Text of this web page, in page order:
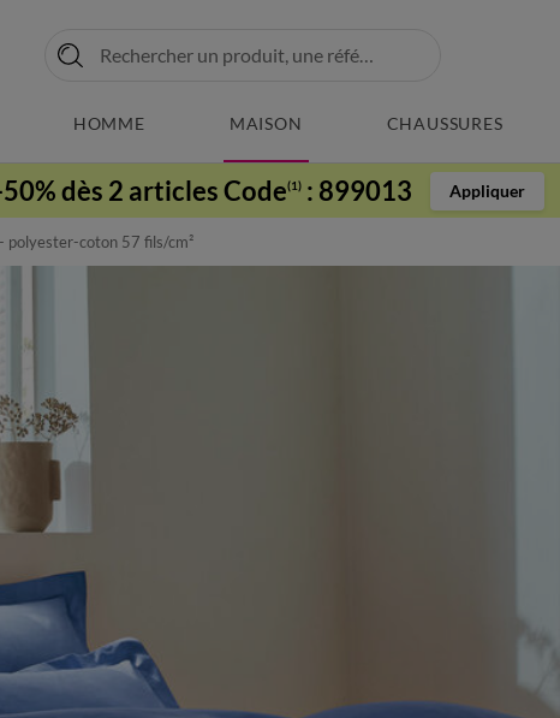
HOMME MAISON CHAUSSURES
dès 2 articles Code(1) : 899013 Appliquer
polyester-coton 57 fils/cm²